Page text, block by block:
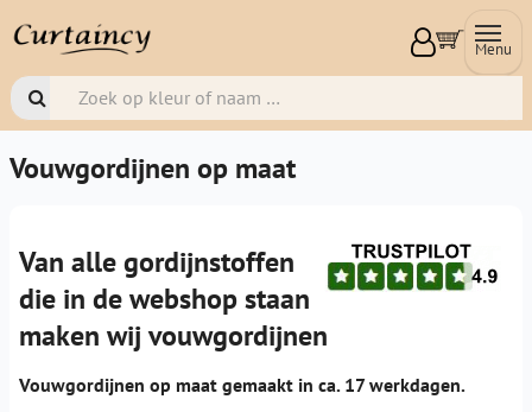
Menu
Vouwgordijnen op maat
Van alle gordijnstoffen
die in de webshop staan
maken wij vouwgordijnen
Vouwgordijnen op maat gemaakt in ca. 17 werkdagen.